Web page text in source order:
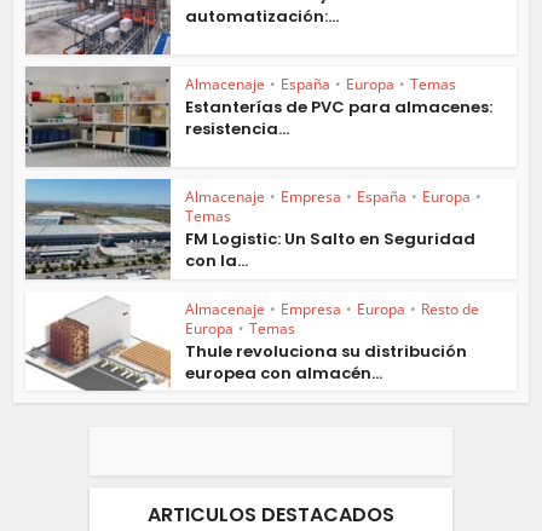
automatización:...
Almacenaje • España • Europa • Temas
Estanterías de PVC para almacenes:
resistencia...
Almacenaje • Empresa • España • Europa •
Temas
FM Logistic: Un Salto en Seguridad
con la...
Almacenaje • Empresa • Europa • Resto de
Europa • Temas
Thule revoluciona su distribución
europea con almacén...
ARTICULOS DESTACADOS